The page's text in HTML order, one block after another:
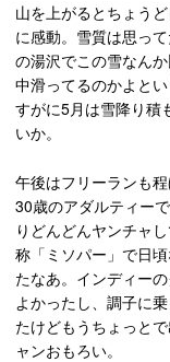
山を上がるとちょう
に感動。雪質は思っ
の湯沢でこの雪なん
中滑ってるのかよと
すがに5月は雪降り積
いか。
午後はフリーランも
30歳のアダルティー
りどんどんヤンチャ
称「ミソパー」で日
たなあ。インディー
よかったし、調子に
たけどもうちょっと
ャンおもろい。